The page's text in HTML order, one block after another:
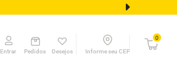
Entrar Pedidos Desejos Informe seu CEP
0